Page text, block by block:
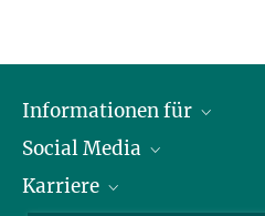
Informationen für
Journalisten
Schule
Social Media
LinkedIn
Karriere